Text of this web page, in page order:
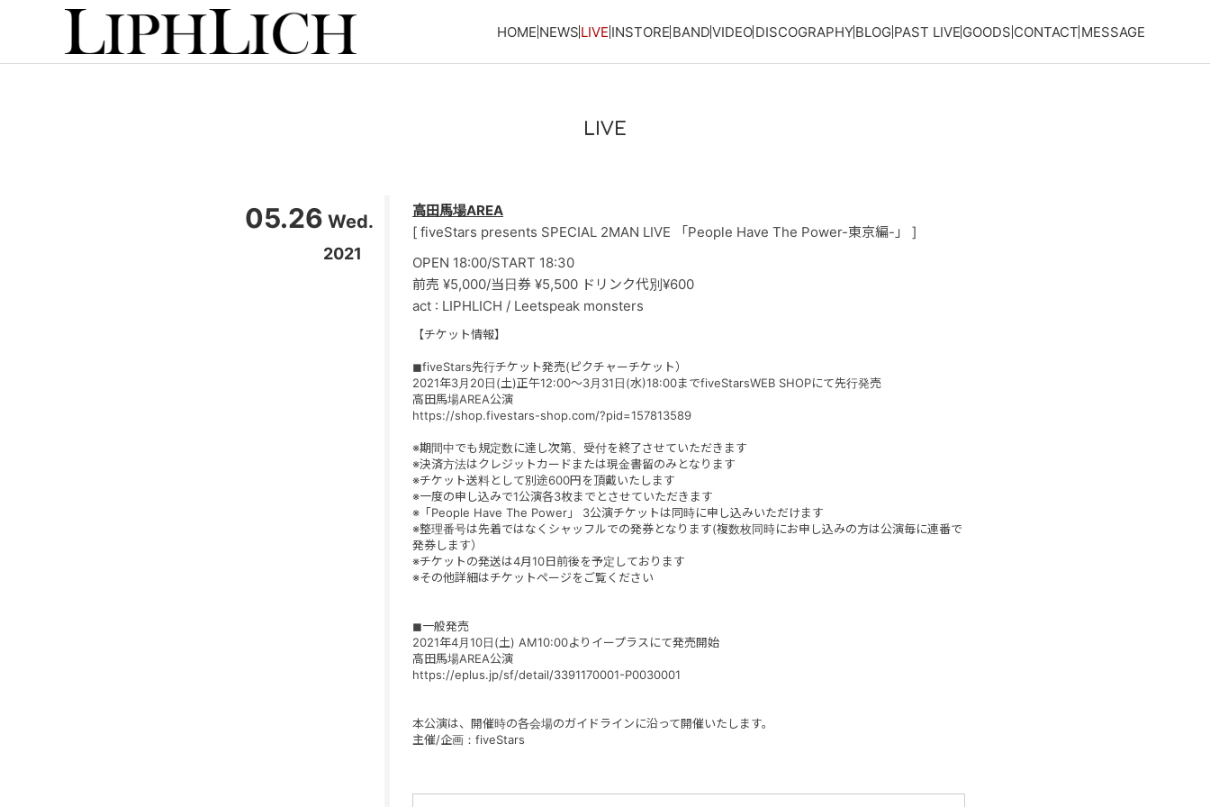
HOME NEWS LIVE INSTORE BANDVIDEO DISCOGRAPHYBLOG PAST LIVE GOODS CONTACT MESSAGE
LIVE
05.26 Wed.
2021
高田馬場AREA
[ fiveStars presents SPECIAL 2MAN LIVE 「People Have The Power-東京編-」 ]
OPEN 18:00/START 18:30
前売 ¥5,000/当日券 ¥5,500 ドリンク代別¥600
act : LIPHLICH / Leetspeak monsters
【チケット情報】
◼︎fiveStars先行チケット発売(ピクチャーチケット）
2021年3月20日(土)正午12:00〜3月31日(水)18:00までfiveStarsWEB SHOPにて先行発売
高田馬場AREA公演
https://shop.fivestars-shop.com/?pid=157813589
※期間中でも規定数に達し次第、受付を終了させていただきます
※決済方法はクレジットカードまたは現金書留のみとなります
※チケット送料として別途600円を頂戴いたします
※一度の申し込みで1公演各3枚までとさせていただきます
※「People Have The Power」 3公演チケットは同時に申し込みいただけます
※整理番号は先着ではなくシャッフルでの発券となります(複数枚同時にお申し込みの方は公演毎に連番で
発券します）
※チケットの発送は4月10日前後を予定しております
※その他詳細はチケットページをご覧ください
◼︎一般発売
2021年4月10日(土) AM10:00よりイープラスにて発売開始
高田馬場AREA公演
https://eplus.jp/sf/detail/3391170001-P0030001
本公演は、開催時の各会場のガイドラインに沿って開催いたします。
主催/企画：fiveStars